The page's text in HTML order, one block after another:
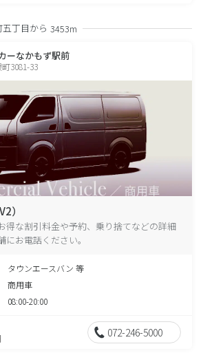
丁目から 3453m
ーなかもず駅前
3081-33
）
得な割引料金や予約、乗り捨てなどの詳細
お電話ください。
タウンエースバン 等
商用車
08:00-20:00
072-246-5000